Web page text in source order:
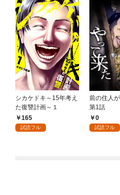
シカケドキ～15年考え
た復讐計画～１
165
試読フル
前の住人
第1話
0
試読フル